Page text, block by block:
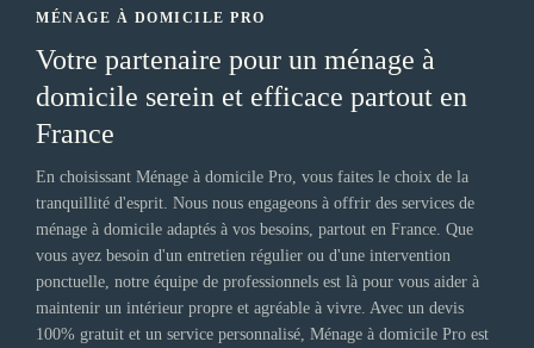
MÉNAGE À DOMICILE PRO
Votre partenaire pour un ménage à
domicile serein et efficace partout en
France
En choisissant Ménage à domicile Pro, vous faites le choix de la
tranquillité d'esprit. Nous nous engageons à offrir des services de
ménage à domicile adaptés à vos besoins, partout en France. Que
vous ayez besoin d'un entretien régulier ou d'une intervention
ponctuelle, notre équipe de professionnels est là pour vous aider à
maintenir un intérieur propre et agréable à vivre. Avec un devis
100% gratuit et un service personnalisé, Ménage à domicile Pro est